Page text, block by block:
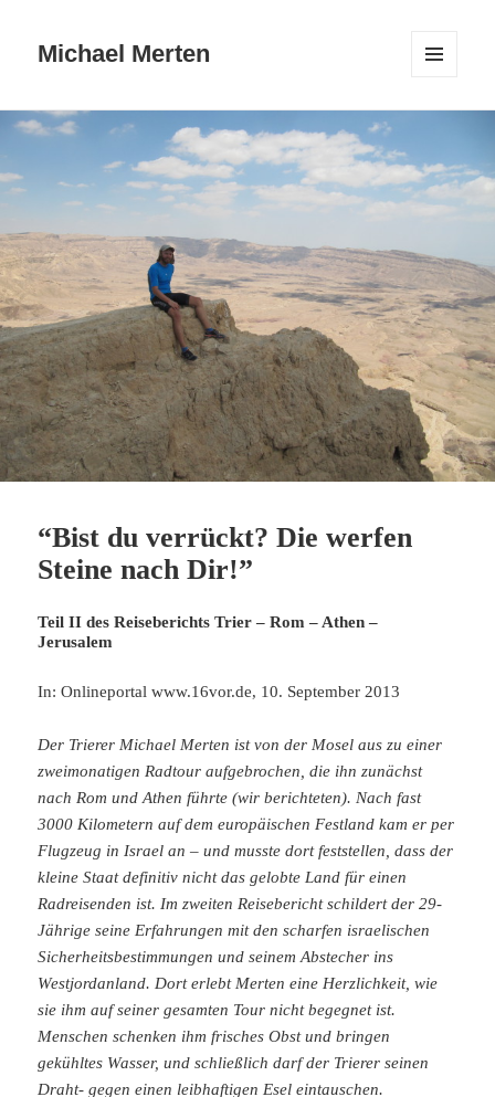
Michael Merten
WIDGETS
“Bist du verrückt? Die werfen
Steine nach Dir!”
Teil II des Reiseberichts Trier – Rom – Athen –
Jerusalem
In: Onlineportal www.16vor.de, 10. September 2013
Der Trierer Michael Merten ist von der Mosel aus zu einer
zweimonatigen Radtour aufgebrochen, die ihn zunächst
nach Rom und Athen führte (wir berichteten). Nach fast
3000 Kilometern auf dem europäischen Festland kam er per
Flugzeug in Israel an – und musste dort feststellen, dass der
kleine Staat definitiv nicht das gelobte Land für einen
Radreisenden ist. Im zweiten Reisebericht schildert der 29-
Jährige seine Erfahrungen mit den scharfen israelischen
Sicherheitsbestimmungen und seinem Abstecher ins
Westjordanland. Dort erlebt Merten eine Herzlichkeit, wie
sie ihm auf seiner gesamten Tour nicht begegnet ist.
Menschen schenken ihm frisches Obst und bringen
gekühltes Wasser, und schließlich darf der Trierer seinen
Draht- gegen einen leibhaftigen Esel eintauschen.